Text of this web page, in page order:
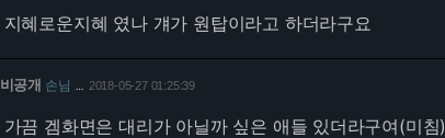
지혜로운지혜 였나 걔가 원탑이라고 하더라구요
비공개 손님 2018-05-27 01:25:39
가끔 겜화면은 대리가 아닐까 싶은 애들 있더라구여(미침)